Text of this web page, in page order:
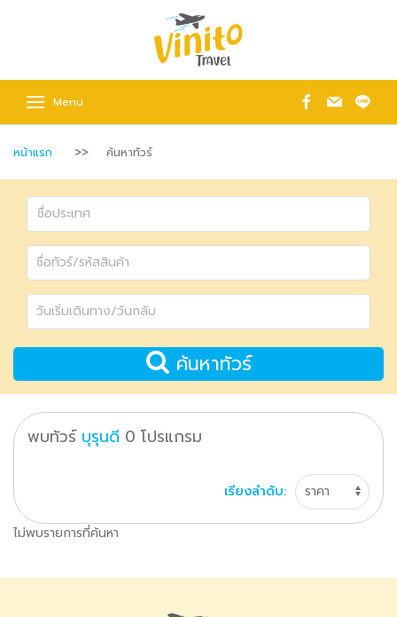
Menu
หน้าแรก ค้นหาทัวร์
ค้นหาทัวร์
พบทัวร์ บุรุนดี 0 โปรแกรม
เรียงลำดับ:
ไม่พบรายการที่ค้นหา